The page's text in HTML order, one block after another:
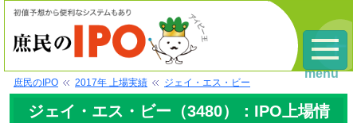
庶民のIPO 2017年 上場実績 ジェイ・エス・ビー
ジェイ・エス・ビー（3480）：IPO上場情
menu